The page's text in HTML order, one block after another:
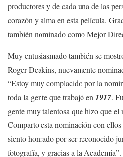
productores y de cada una de las
corazón y alma en esta película.
también nominado como Mejor
Muy entusiasmado también se
Roger Deakins, nuevamente
“Estoy muy complacido por la
toda la gente que trabajó en 1917.
gente muy talentosa que hizo que el
Comparto esta nominación con
siento honrado por ser reconocido
fotografía, y gracias a la Academia”.